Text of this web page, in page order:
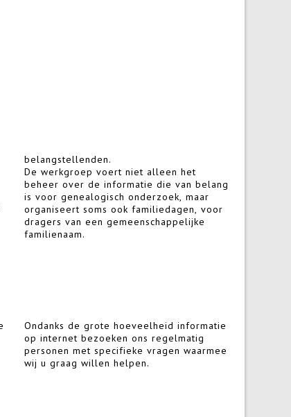
belangstellenden.
De werkgroep voert niet alleen het
beheer over de informatie die van belang
is voor genealogisch onderzoek, maar
organiseert soms ook familiedagen, voor
dragers van een gemeenschappelijke
familienaam.
Ondanks de grote hoeveelheid informatie
op internet bezoeken ons regelmatig
personen met specifieke vragen waarmee
wij u graag willen helpen.